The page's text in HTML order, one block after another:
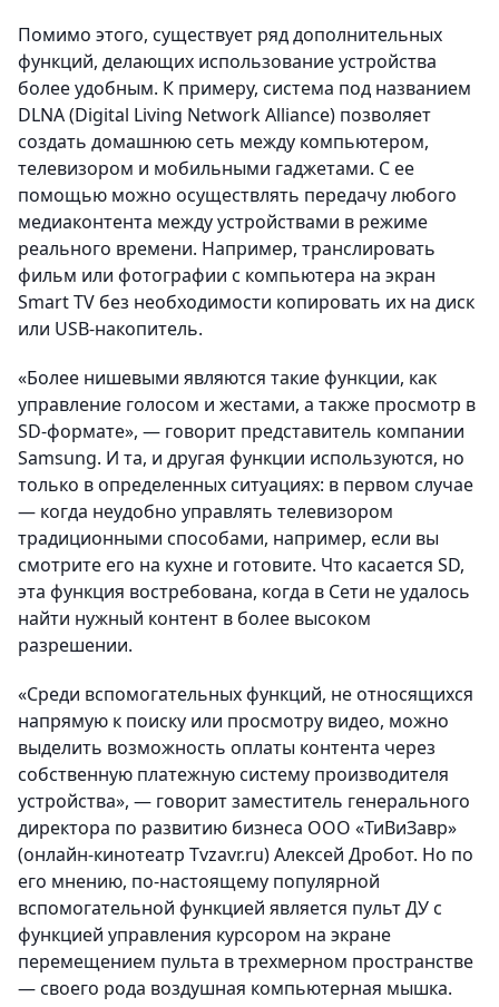
Помимо этого, существует ряд дополнительных
функций, делающих использование устройства
более удобным. К примеру, система под названием
DLNA (Digital Living Network Alliance) позволяет
создать домашнюю сеть между компьютером,
телевизором и мобильными гаджетами. С ее
помощью можно осуществлять передачу любого
медиаконтента между устройствами в режиме
реального времени. Например, транслировать
фильм или фотографии с компьютера на экран
Smart TV без необходимости копировать их на диск
или USB-накопитель.
«Более нишевыми являются такие функции, как
управление голосом и жестами, а также просмотр в
SD-формате», — говорит представитель компании
Samsung. И та, и другая функции используются, но
только в определенных ситуациях: в первом случае
— когда неудобно управлять телевизором
традиционными способами, например, если вы
смотрите его на кухне и готовите. Что касается SD,
эта функция востребована, когда в Сети не удалось
найти нужный контент в более высоком
разрешении.
«Среди вспомогательных функций, не относящихся
напрямую к поиску или просмотру видео, можно
выделить возможность оплаты контента через
собственную платежную систему производителя
устройства», — говорит заместитель генерального
директора по развитию бизнеса ООО «ТиВиЗавр»
(онлайн-кинотеатр Tvzavr.ru) Алексей Дробот. Но по
его мнению, по-настоящему популярной
вспомогательной функцией является пульт ДУ с
функцией управления курсором на экране
перемещением пульта в трехмерном пространстве
— своего рода воздушная компьютерная мышка.